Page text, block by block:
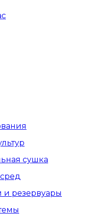
сушка
и резервуары